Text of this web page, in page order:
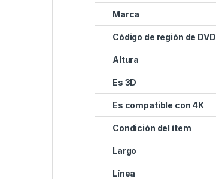
Marca
Código de región de DVD
Altura
Es 3D
Es compatible con 4K
Condición del ítem
Largo
Línea